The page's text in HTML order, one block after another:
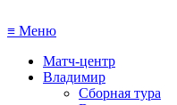
≡ Меню
Матч-центр
Владимир
Сборная тура